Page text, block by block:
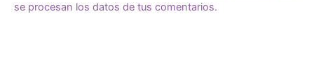
se procesan los datos de tus comentarios.